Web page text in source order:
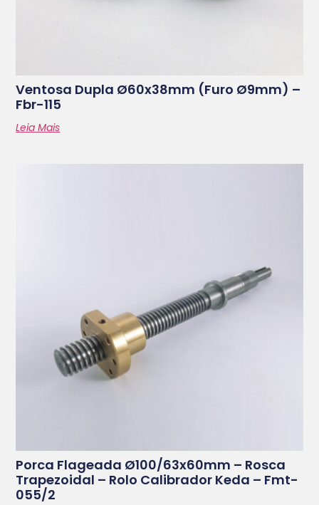
Ventosa Dupla Ø60x38mm (furo Ø9mm) –
Fbr-115
Leia Mais
Porca Flageada Ø100/63x60mm – Rosca
Trapezoidal – Rolo Calibrador Keda – Fmt-
055/2